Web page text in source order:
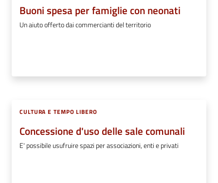
Buoni spesa per famiglie con neonati
Un aiuto offerto dai commercianti del territorio
CULTURA E TEMPO LIBERO
Concessione d'uso delle sale comunali
E' possibile usufruire spazi per associazioni, enti e privati